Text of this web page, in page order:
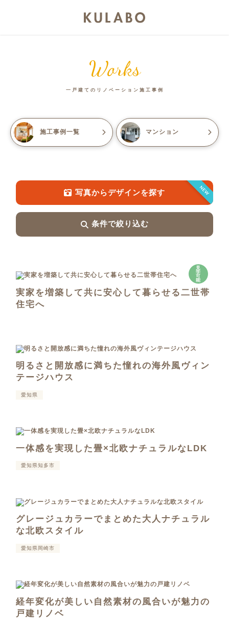
Works
一戸建てのリノベーション施工事例
施工事例一覧 マンション
NEW
写真からデザインを探す
条件で絞り込む
見
学
可
能
実家を増築して共に安心して暮らせる二世帯
住宅へ
明るさと開放感に満ちた憧れの海外風ヴィン
テージハウス
愛知県
一体感を実現した畳×北欧ナチュラルなLDK
愛知県知多市
グレージュカラーでまとめた大人ナチュラル
な北欧スタイル
愛知県岡崎市
経年変化が美しい自然素材の風合いが魅力の
戸建リノベ